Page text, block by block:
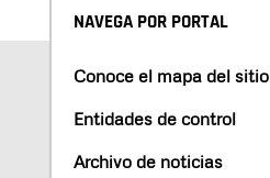
NAVEGA POR PORTAL
Conoce el mapa del sitio
Entidades de control
Archivo de noticias